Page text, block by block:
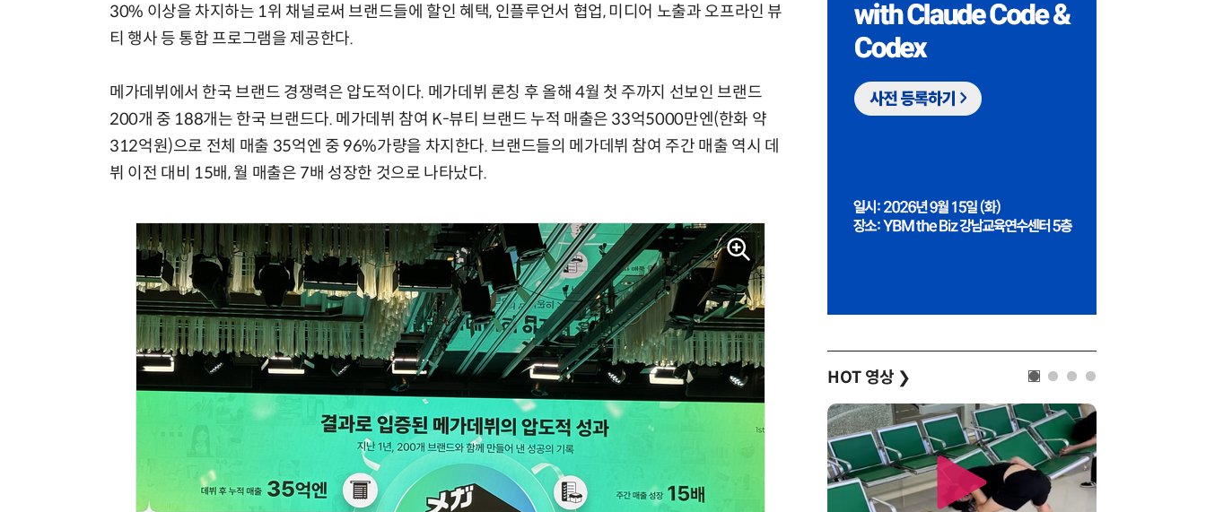
30% 이상을 차지하는 1위 채널로써 브랜드들에 할인 혜택, 인플루언서 협업, 미디어 노출과 오프라인 뷰
티 행사 등 통합 프로그램을 제공한다.
메가데뷔에서 한국 브랜드 경쟁력은 압도적이다. 메가데뷔 론칭 후 올해 4월 첫 주까지 선보인 브랜드
200개 중 188개는 한국 브랜드다. 메가데뷔 참여 K-뷰티 브랜드 누적 매출은 33억5000만엔(한화 약
312억원)으로 전체 매출 35억엔 중 96%가량을 차지한다. 브랜드들의 메가데뷔 참여 주간 매출 역시 데
뷔 이전 대비 15배, 월 매출은 7배 성장한 것으로 나타났다.
HOT 영상 ❯